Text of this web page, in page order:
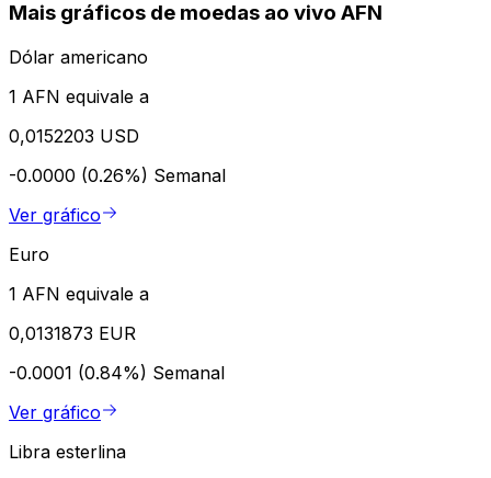
Mais gráficos de moedas ao vivo AFN
Dólar americano
1 AFN equivale a
0,0152203 USD
-0.0000 (0.26%) Semanal
Ver gráfico
Euro
1 AFN equivale a
0,0131873 EUR
-0.0001 (0.84%) Semanal
Ver gráfico
Libra esterlina